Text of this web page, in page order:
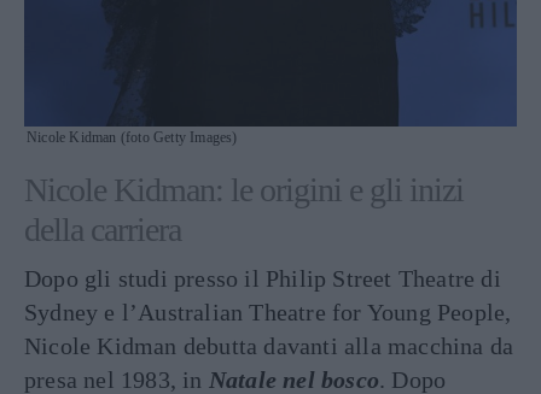
Nicole Kidman (foto Getty Images)
Nicole Kidman: le origini e gli inizi
della carriera
Dopo gli studi presso il Philip Street Theatre di
Sydney e l’Australian Theatre for Young People,
Nicole Kidman debutta davanti alla macchina da
presa nel 1983, in Natale nel bosco. Dopo